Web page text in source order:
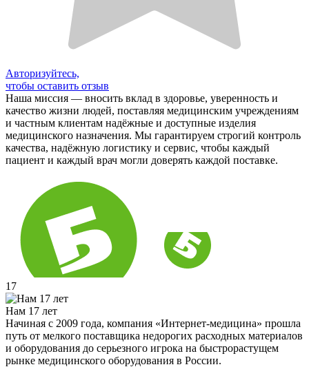
Авторизуйтесь,
чтобы оставить отзыв
Наша миссия — вносить вклад в здоровье, уверенность и
качество жизни людей, поставляя медицинским учреждениям
и частным клиентам надёжные и доступные изделия
медицинского назначения. Мы гарантируем строгий контроль
качества, надёжную логистику и сервис, чтобы каждый
пациент и каждый врач могли доверять каждой поставке.
17
Нам 17 лет
Начиная с 2009 года, компания «Интернет-медицина» прошла
путь от мелкого поставщика недорогих расходных материалов
и оборудования до серьезного игрока на быстрорастущем
рынке медицинского оборудования в России.